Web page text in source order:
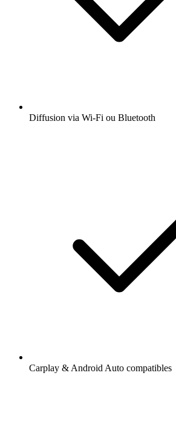
Diffusion via Wi-Fi ou Bluetooth
Carplay & Android Auto compatibles